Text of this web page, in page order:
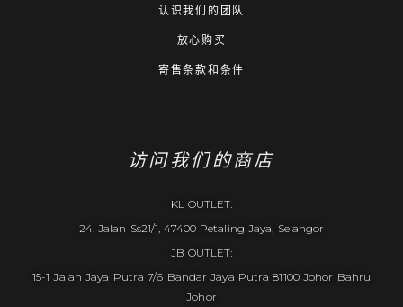
认识我们的团队
放心购买
寄售条款和条件
访问我们的商店
KL OUTLET:
24, Jalan Ss21/1, 47400 Petaling Jaya, Selangor
JB OUTLET:
15-1 Jalan Jaya Putra 7/6 Bandar Jaya Putra 81100 Johor Bahru
Johor